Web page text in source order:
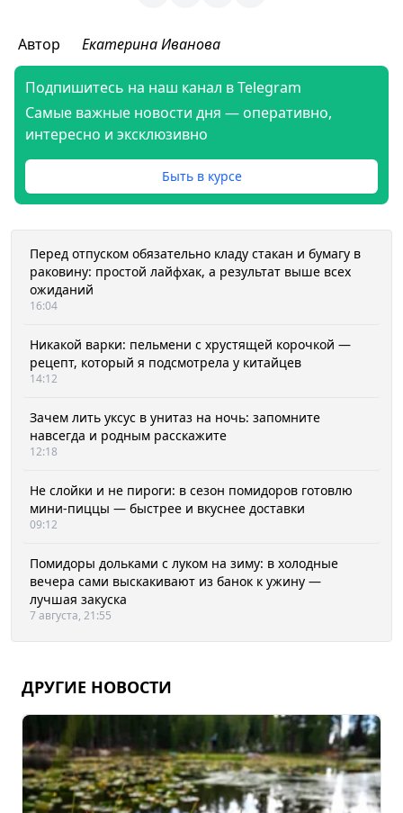
Автор Екатерина Иванова
Подпишитесь на наш канал в Telegram
Самые важные новости дня — оперативно,
интересно и эксклюзивно
Быть в курсе
Перед отпуском обязательно кладу стакан и бумагу в
раковину: простой лайфхак, а результат выше всех
ожиданий
16:04
Никакой варки: пельмени с хрустящей корочкой —
рецепт, который я подсмотрела у китайцев
14:12
Зачем лить уксус в унитаз на ночь: запомните
навсегда и родным расскажите
12:18
Не слойки и не пироги: в сезон помидоров готовлю
мини-пиццы — быстрее и вкуснее доставки
09:12
Помидоры дольками с луком на зиму: в холодные
вечера сами выскакивают из банок к ужину —
лучшая закуска
7 августа, 21:55
ДРУГИЕ НОВОСТИ